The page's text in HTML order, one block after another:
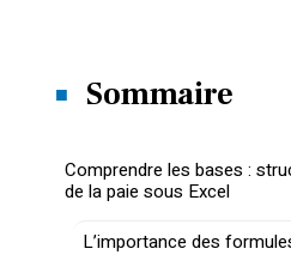
Sommaire
Comprendre les bases :
de la paie sous Excel
L’importance des